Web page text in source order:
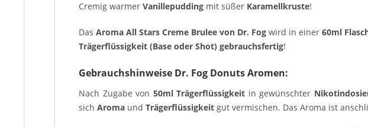
Cremig warmer Vanillepudding mit süßer Karamellkruste!
Das Aroma All Stars Creme Brulee von Dr. Fog wird in einer 60ml
Trägerflüssigkeit (Base oder Shot) gebrauchsfertig!
Gebrauchshinweise Dr. Fog Donuts Aromen:
Nach Zugabe von 50ml Trägerflüssigkeit in gewünschter
sich Aroma und Trägerflüssigkeit gut vermischen. Das Aroma ist